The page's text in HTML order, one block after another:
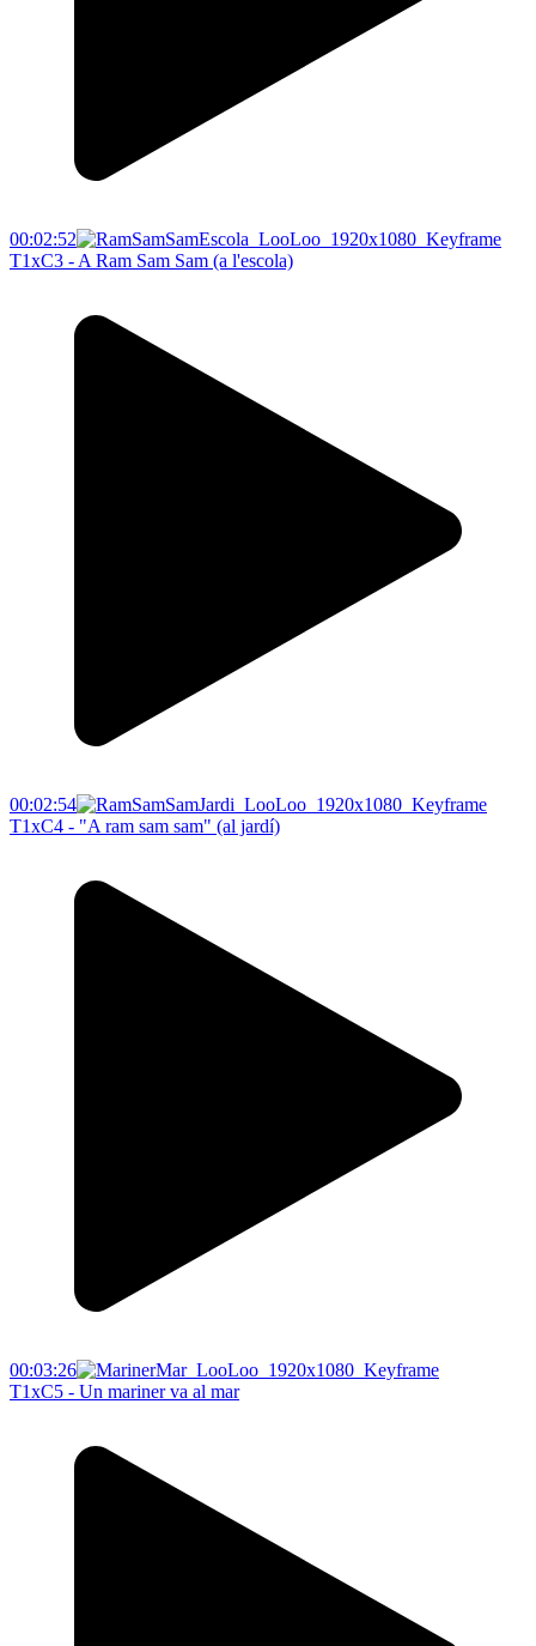
00:02:52
T1xC3 - A Ram Sam Sam (a l'escola)
00:02:54
T1xC4 - "A ram sam sam" (al jardí)
00:03:26
T1xC5 - Un mariner va al mar